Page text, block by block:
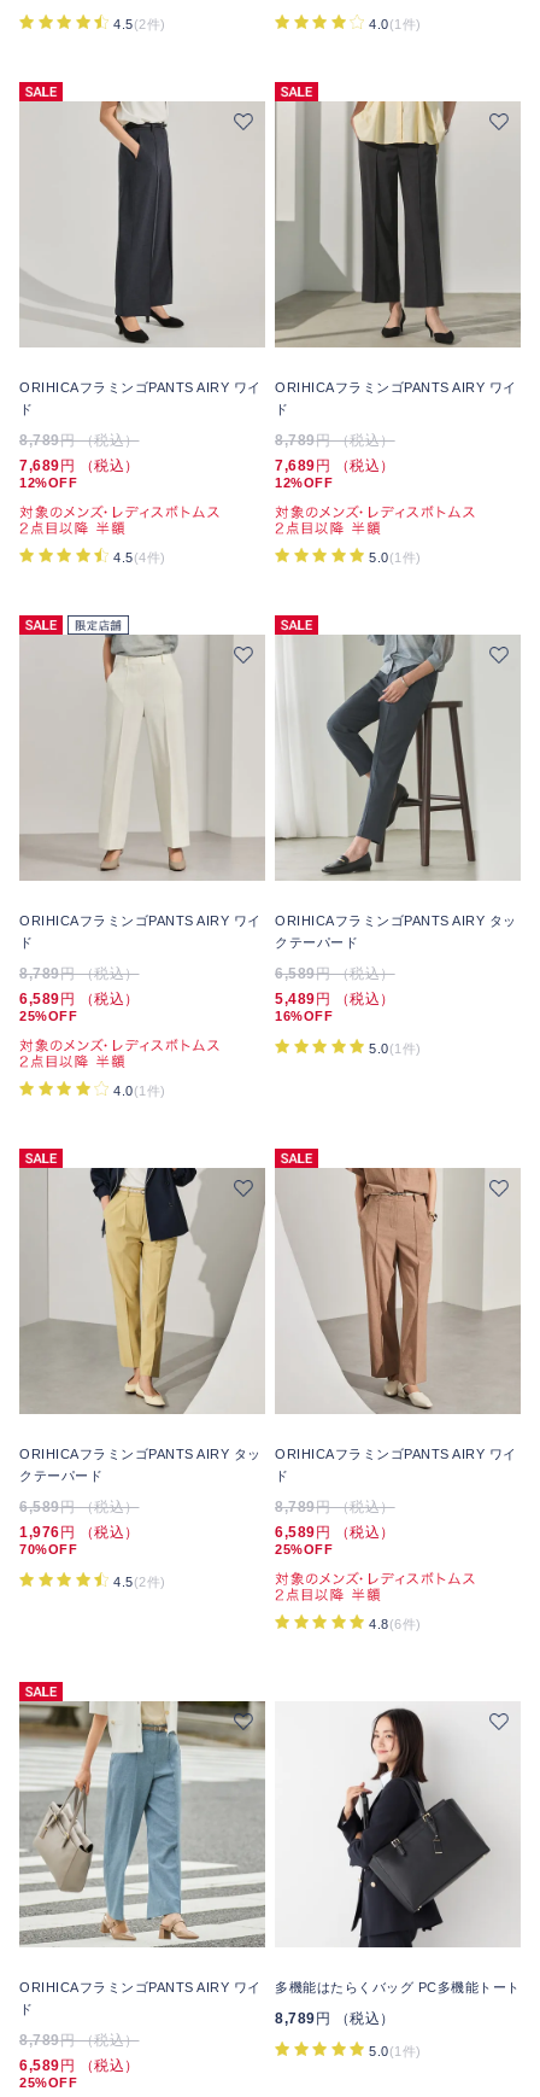
4.5(2件) 4.0(1件)
ORIHICAフラミンゴPANTS AIRY ワイ
ド
8,789円 （税込）
7,689円 （税込）
12%OFF
4.5(4件)
ORIHICAフラミンゴPANTS AIRY ワイ
ド
8,789円 （税込）
7,689円 （税込）
12%OFF
5.0(1件)
ORIHICAフラミンゴPANTS AIRY ワイ
ド
8,789円 （税込）
6,589円 （税込）
25%OFF
4.0(1件)
ORIHICAフラミンゴPANTS AIRY タッ
クテーパード
6,589円 （税込）
5,489円 （税込）
16%OFF
5.0(1件)
ORIHICAフラミンゴPANTS AIRY タッ
クテーパード
6,589円 （税込）
1,976円 （税込）
70%OFF
4.5(2件)
ORIHICAフラミンゴPANTS AIRY ワイ
ド
8,789円 （税込）
6,589円 （税込）
25%OFF
4.8(6件)
ORIHICAフラミンゴPANTS AIRY ワイ
ド
8,789円 （税込）
6,589円 （税込）
25%OFF
多機能はたらくバッグ PC多機能トート
8,789円 （税込）
5.0(1件)